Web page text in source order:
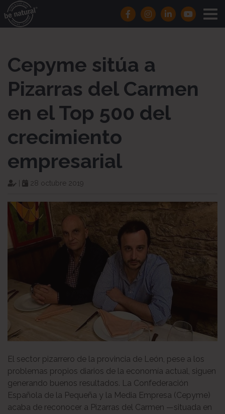
Cepyme sitúa a
Pizarras del Carmen
en el Top 500 del
crecimiento
empresarial
28 octubre 2019
El sector pizarrero de la provincia de León, pese a los
problemas propios diarios de la economía actual, siguen
generando buenos resultados. La Confederación
Española de la Pequeña y la Media Empresa (Cepyme)
acaba de reconocer a Pizarras del Carmen —situada en